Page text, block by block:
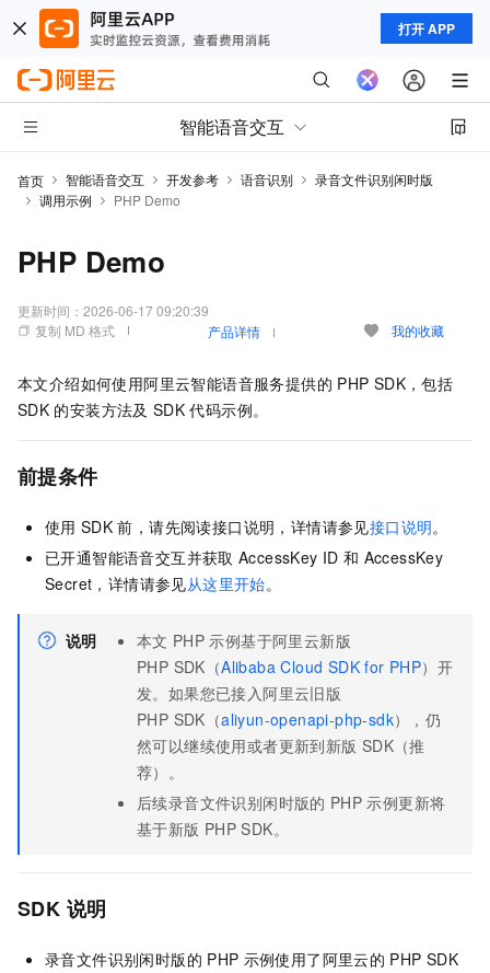
打开 APP
智能语音交互
首页 智能语音交互 开发参考 语音识别
录音文件识别闲时版
调用示例
PHP Demo
PHP Demo
更新时间： 2026-06-17 09:20:39
复制 MD 格式
产品详情 我的收藏
本文介绍如何使用阿里云智能语音服务提供的 PHP SDK，包括
SDK 的安装方法及 SDK 代码示例。
前提条件
使用 SDK 前，请先阅读接口说明，详情请参见接口说明。
已开通智能语音交互并获取 AccessKey ID 和 AccessKey
Secret，详情请参见从这里开始。
说明 本文 PHP 示例基于阿里云新版
PHP SDK（Alibaba Cloud SDK for PHP）开
发。如果您已接入阿里云旧版
PHP SDK（aliyun-openapi-php-sdk），仍
然可以继续使用或者更新到新版 SDK（推
荐）。
后续录音文件识别闲时版的 PHP 示例更新将
基于新版 PHP SDK。
SDK 说明
录音文件识别闲时版的 PHP 示例使用了阿里云的 PHP SDK